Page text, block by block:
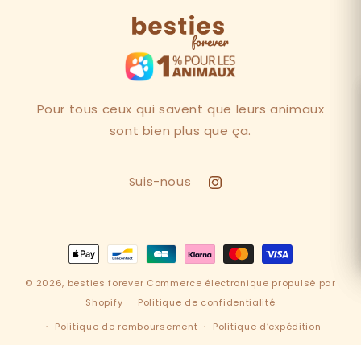
Pour tous ceux qui savent que leurs animaux
sont bien plus que ça.
Suis-nous
Instagram
Moyens
de
paiement
© 2026, besties forever Commerce électronique propulsé par
Shopify
Politique de confidentialité
Politique de remboursement
Politique d’expédition